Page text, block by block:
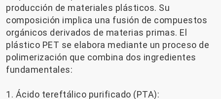
producción de materiales plásticos. Su
composición implica una fusión de compuestos
orgánicos derivados de materias primas. El
plástico PET se elabora mediante un proceso de
polimerización que combina dos ingredientes
fundamentales:
1. Ácido tereftálico purificado (PTA):